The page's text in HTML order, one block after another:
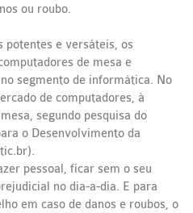
ou roubo.
potentes e versáteis, os
de mesa e
segmento de informática. No
de computadores, à
segundo pesquisa do
o Desenvolvimento da
pessoal, ficar sem o seu
no dia-a-dia. E para
em caso de danos e roubos, o